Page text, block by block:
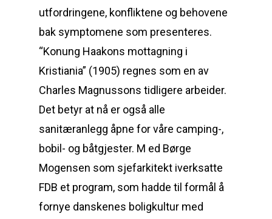
utfordringene, konfliktene og behovene
bak symptomene som presenteres.
“Konung Haakons mottagning i
Kristiania” (1905) regnes som en av
Charles Magnussons tidligere arbeider.
Det betyr at nå er også alle
sanitæranlegg åpne for våre camping-,
bobil- og båtgjester. M ed Børge
Mogensen som sjefarkitekt iverksatte
FDB et program, som hadde til formål å
fornye danskenes boligkultur med